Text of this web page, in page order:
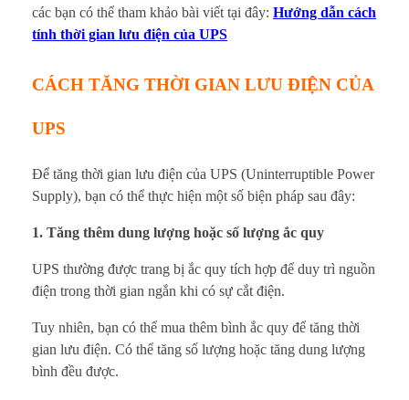
các bạn có thể tham khảo bài viết tại đây: Hướng dẫn cách
tính thời gian lưu điện của UPS
CÁCH TĂNG THỜI GIAN LƯU ĐIỆN CỦA
UPS
Để tăng thời gian lưu điện của UPS (Uninterruptible Power
Supply), bạn có thể thực hiện một số biện pháp sau đây:
1. Tăng thêm dung lượng hoặc số lượng ắc quy
UPS thường được trang bị ắc quy tích hợp để duy trì nguồn
điện trong thời gian ngắn khi có sự cắt điện.
Tuy nhiên, bạn có thể mua thêm bình ắc quy để tăng thời
gian lưu điện. Có thể tăng số lượng hoặc tăng dung lượng
bình đều được.